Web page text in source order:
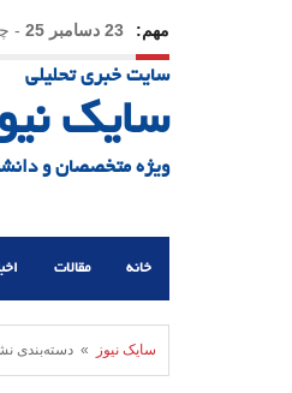
مهم: 23 دسامبر 25 -
21 دسامبر 25
سایت خبری تحلیلی
سایک
ویژه متخصصان و
خانه مقالات
سایک نیوز » دسته‌بندی